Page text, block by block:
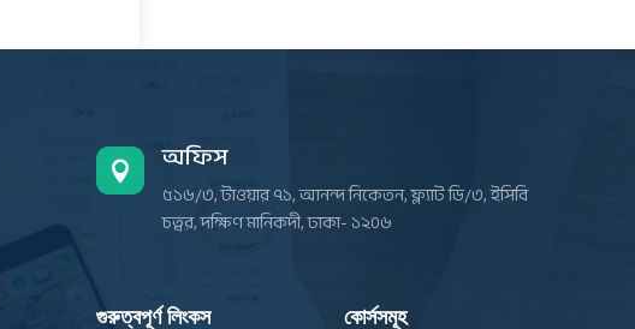
 অফিস
৫১৬/৩, টাওয়ার ৭১, আনন্দ নিকেতন, ফ্ল্যাট ডি/৩, ইসিবি
চত্বর, দক্ষিণ মানিকদী, ঢাকা- ১২০৬
গুরুত্বপূর্ণ লিংকস কোর্সসমূহ